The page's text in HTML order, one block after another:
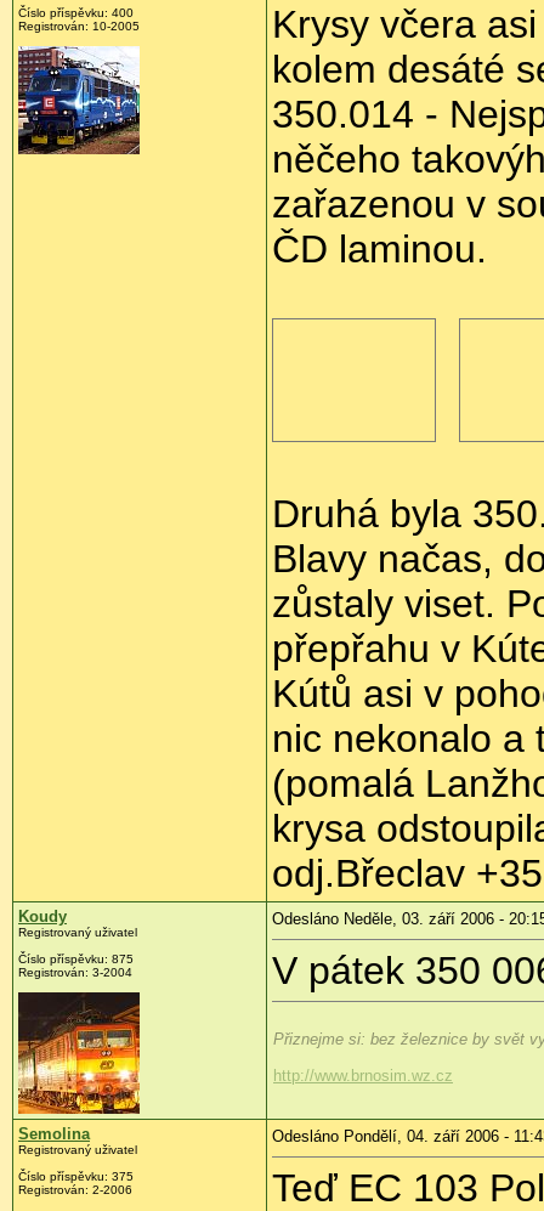
Číslo příspěvku: 400
Registrován: 10-2005
Krysy včera
kolem desáté
350.014 -
něčeho
zařazenou v
ČD laminou.
Druhá byla
Blavy načas,
zůstaly viset.
přepřahu v
Kútů asi v
nic nekonalo a
(pomalá
krysa
odj.Břeclav
Koudy
Registrovaný uživatel
Číslo příspěvku: 875
Registrován: 3-2004
Odesláno Neděle, 03. září 2006 -
V pátek 350
Přiznejme si: bez železnice by svět
http://www.brnosim.wz.cz
Semolina
Registrovaný uživatel
Číslo příspěvku: 375
Registrován: 2-2006
Odesláno Pondělí, 04. září 2006 -
Teď EC 103